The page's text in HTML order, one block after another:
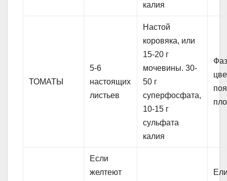
калия
ТОМАТЫ
5-6
настоящих
листьев
Настой
коровяка, или
15-20 г
мочевины. 30-
50 г
суперфосфата,
10-15 г
сульфата
калия
Если
желтеют